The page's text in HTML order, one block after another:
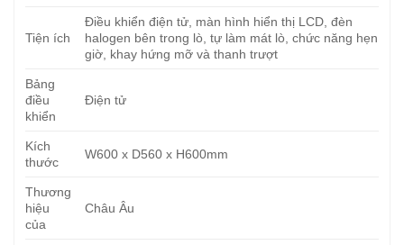
Tiện ích
Điều khiển điện tử, màn hình hiển thị LCD, đèn
halogen bên trong lò, tự làm mát lò, chức năng hẹn
giờ, khay hứng mỡ và thanh trượt
Bảng
điều
khiển
Điện tử
Kích
thước
W600 x D560 x H600mm
Thương
hiệu
của
Châu Âu